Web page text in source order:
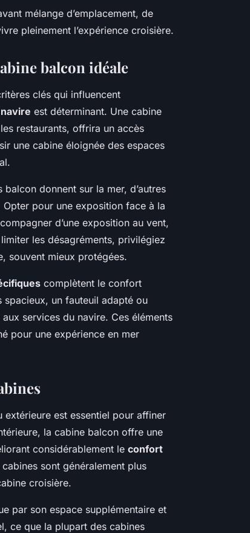
mélange d’emplacement, de
pleinement l’expérience croisière.
balcon idéale
clés qui influencent
est déterminant. Une cabine
restaurants, offrira un accès
une cabine éloignée des espaces
donnent sur la mer, d’autres
pour une exposition face à la
d’une exposition au vent,
les désagréments, privilégiez
souvent mieux protégées.
complètent le confort
un fauteuil adapté ou
services du navire. Ces éléments
pour une expérience en mer
extérieure est essentiel pour affiner
la cabine balcon offre une
considérablement le confort
sont généralement plus
croisière.
par son espace supplémentaire et
ce que la plupart des cabines